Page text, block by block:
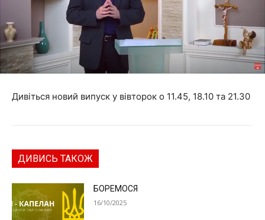
Дивіться новий випуск у вівторок о 11.45, 18.10 та 21.30
ДИВИСЬ ТАКОЖ
БОРЕМОСЯ
16/10/2025